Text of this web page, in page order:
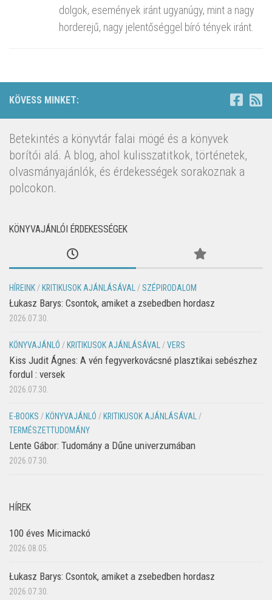
dolgok, események iránt ugyanúgy, mint a nagy
horderejű, nagy jelentőséggel bíró tények iránt.
KÖVESS MINKET:
Betekintés a könyvtár falai mögé és a könyvek
borítói alá. A blog, ahol kulisszatitkok, történetek,
olvasmányajánlók, és érdekességek sorakoznak a
polcokon.
KÖNYVAJÁNLÓI ÉRDEKESSÉGEK
HÍREINK / KRITIKUSOK AJÁNLÁSÁVAL / SZÉPIRODALOM
Łukasz Barys: Csontok, amiket a zsebedben hordasz
2026.07.30.
KÖNYVAJÁNLÓ / KRITIKUSOK AJÁNLÁSÁVAL /VERS
Kiss Judit Ágnes: A vén fegyverkovácsné plasztikai sebészhez
fordul : versek
2026.07.30.
E-BOOKS / KÖNYVAJÁNLÓ / KRITIKUSOK AJÁNLÁSÁVAL
/
TERMÉSZETTUDOMÁNY
Lente Gábor: Tudomány a Dűne univerzumában
2026.07.30.
HÍREK
100 éves Micimackó
2026.08.05.
Łukasz Barys: Csontok, amiket a zsebedben hordasz
2026.07.30.